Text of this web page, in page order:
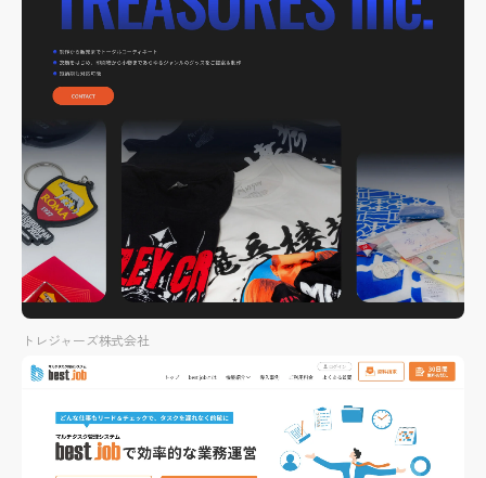
トレジャーズ株式会社